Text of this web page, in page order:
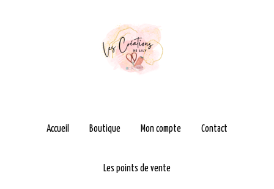
Accueil Boutique Mon compte Contact
Les points de vente